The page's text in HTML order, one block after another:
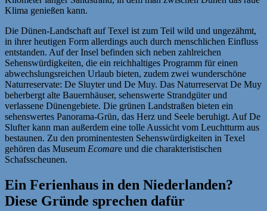
Klima genießen kann.
Die Dünen-Landschaft auf Texel ist zum Teil wild und ungezähmt,
in ihrer heutigen Form allerdings auch durch menschlichen Einfluss
entstanden. Auf der Insel befinden sich neben zahlreichen
Sehenswürdigkeiten, die ein reichhaltiges Programm für einen
abwechslungsreichen Urlaub bieten, zudem zwei wunderschöne
Naturreservate: De Sluyter und De Muy. Das Naturreservat De Muy
beherbergt alte Bauernhäuser, sehenswerte Strandgüter und
verlassene Dünengebiete. Die grünen Landstraßen bieten ein
sehenswertes Panorama-Grün, das Herz und Seele beruhigt. Auf De
Slufter kann man außerdem eine tolle Aussicht vom Leuchtturm aus
bestaunen. Zu den prominentesten Sehenswürdigkeiten in Texel
gehören das Museum Ecomare und die charakteristischen
Schafsscheunen.
Ein Ferienhaus in den Niederlanden?
Diese Gründe sprechen dafür